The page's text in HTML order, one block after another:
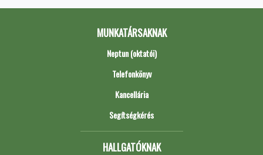
MUNKATÁRSAKNAK
Neptun (oktatói)
Telefonkönyv
Kancellária
Segítségkérés
HALLGATÓKNAK